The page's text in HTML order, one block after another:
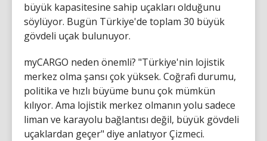
büyük kapasitesine sahip uçakları olduğunu
söylüyor. Bugün Türkiye'de toplam 30 büyük
gövdeli uçak bulunuyor.
myCARGO neden önemli? "Türkiye'nin lojistik
merkez olma şansı çok yüksek. Coğrafi durumu,
politika ve hızlı büyüme bunu çok mümkün
kılıyor. Ama lojistik merkez olmanın yolu sadece
liman ve karayolu bağlantısı değil, büyük gövdeli
uçaklardan geçer" diye anlatıyor Çizmeci.